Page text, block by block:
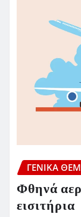
ΓΕΝΙΚΑ
Φθηνά
εισιτήρια